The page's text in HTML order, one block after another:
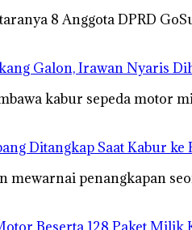
8 Anggota DPRD
Galon, Irawan Nyaris
kabur sepeda motor
Ditangkap Saat Kabur ke
mewarnai penangkapan